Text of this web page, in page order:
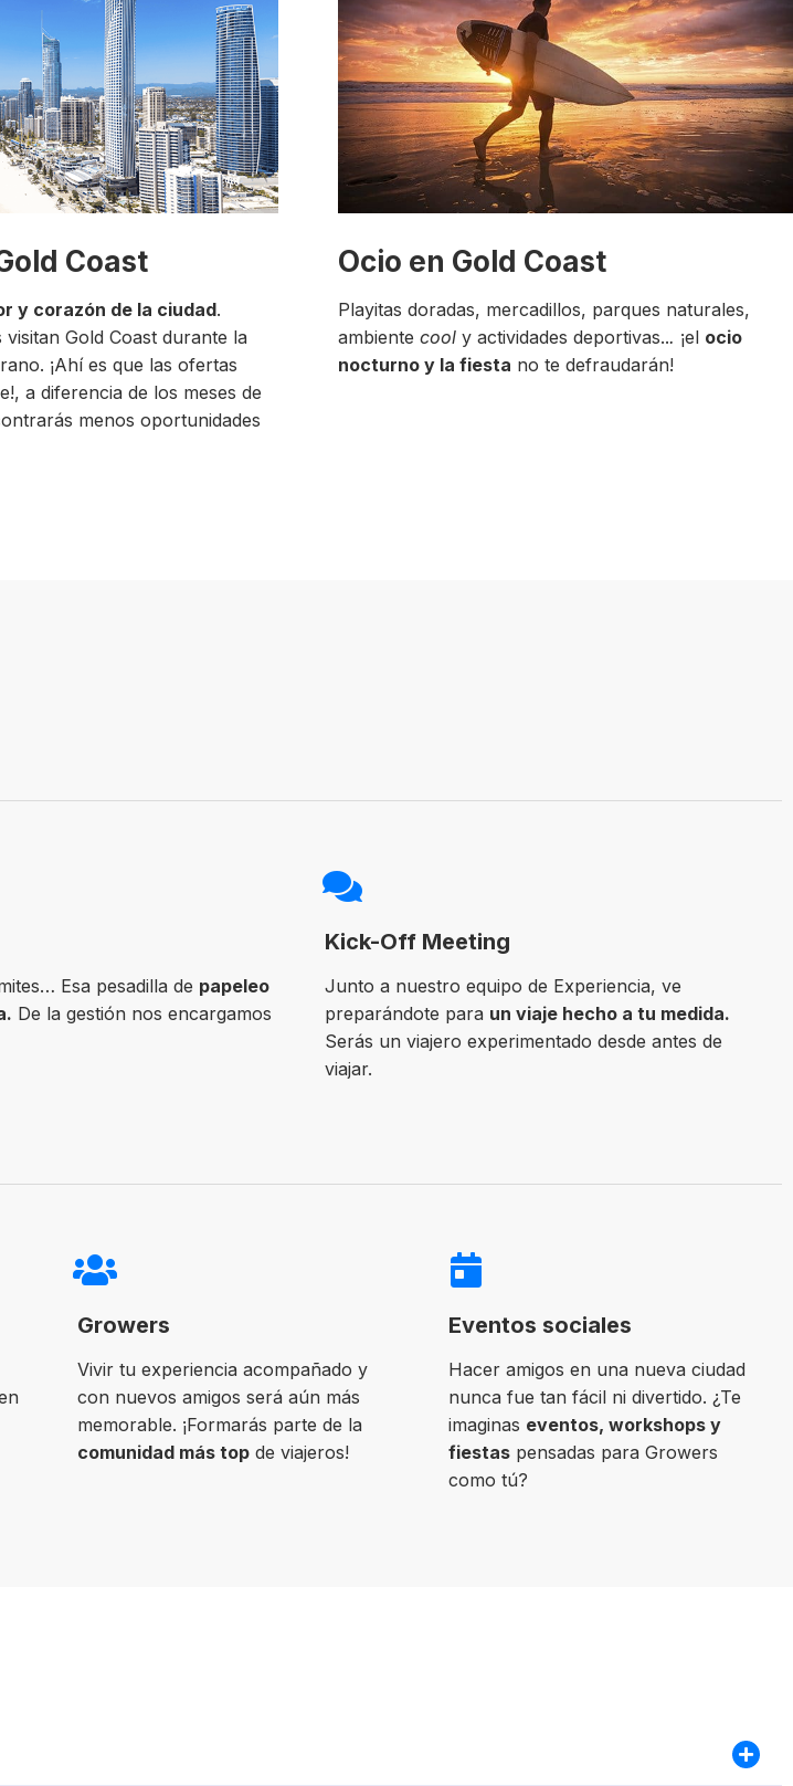
Coast
y corazón de la ciudad.
Gold Coast durante la
¡Ahí es que las ofertas
a diferencia de los meses de
menos oportunidades
Ocio en Gold Coast
Playitas doradas, mercadillos, parques naturales,
ambiente cool y actividades deportivas... ¡el ocio
nocturno y la fiesta no te defraudarán!
Esa pesadilla de papeleo
De la gestión nos encargamos
Kick-Off Meeting
Junto a nuestro equipo de Experiencia, ve
preparándote para un viaje hecho a tu medida.
Serás un viajero experimentado desde antes de
viajar.
Growers
Vivir tu experiencia acompañado y
con nuevos amigos será aún más
memorable. ¡Formarás parte de la
comunidad más top de viajeros!
Eventos sociales
Hacer amigos en una nueva ciudad
nunca fue tan fácil ni divertido. ¿Te
imaginas eventos, workshops y
fiestas pensadas para Growers
como tú?